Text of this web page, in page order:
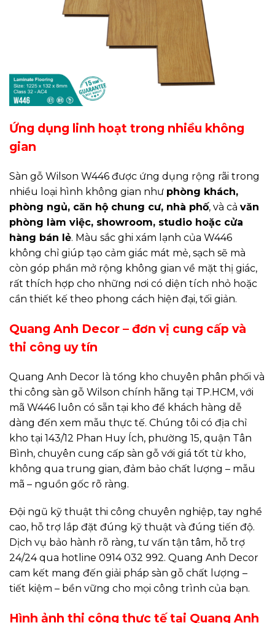
Ứng dụng linh hoạt trong nhiều không
gian
Sàn gỗ Wilson W446 được ứng dụng rộng rãi trong
nhiều loại hình không gian như phòng khách,
phòng ngủ, căn hộ chung cư, nhà phố, và cả văn
phòng làm việc, showroom, studio hoặc cửa
hàng bán lẻ. Màu sắc ghi xám lạnh của W446
không chỉ giúp tạo cảm giác mát mẻ, sạch sẽ mà
còn góp phần mở rộng không gian về mặt thị giác,
rất thích hợp cho những nơi có diện tích nhỏ hoặc
cần thiết kế theo phong cách hiện đại, tối giản.
Quang Anh Decor – đơn vị cung cấp và
thi công uy tín
Quang Anh Decor là tổng kho chuyên phân phối và
thi công sàn gỗ Wilson chính hãng tại TP.HCM, với
mã W446 luôn có sẵn tại kho để khách hàng dễ
dàng đến xem mẫu thực tế. Chúng tôi có địa chỉ
kho tại 143/12 Phan Huy Ích, phường 15, quận Tân
Bình, chuyên cung cấp sàn gỗ với giá tốt từ kho,
không qua trung gian, đảm bảo chất lượng – mẫu
mã – nguồn gốc rõ ràng.
Đội ngũ kỹ thuật thi công chuyên nghiệp, tay nghề
cao, hỗ trợ lắp đặt đúng kỹ thuật và đúng tiến độ.
Dịch vụ bảo hành rõ ràng, tư vấn tận tâm, hỗ trợ
24/24 qua hotline 0914 032 992. Quang Anh Decor
cam kết mang đến giải pháp sàn gỗ chất lượng –
tiết kiệm – bền vững cho mọi công trình của bạn.
Hình ảnh thi công thực tế tại Quang Anh